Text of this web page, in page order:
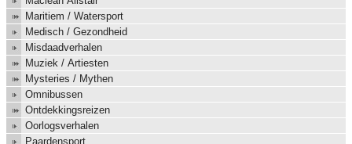
Maritiem / Watersport
Medisch / Gezondheid
Misdaadverhalen
Muziek / Artiesten
Mysteries / Mythen
Omnibussen
Ontdekkingsreizen
Oorlogsverhalen
Paardensport